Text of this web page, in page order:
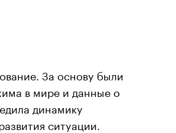
За основу были
в мире и данные о
динамику
ситуации.